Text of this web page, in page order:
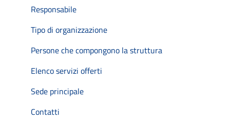
Responsabile
Tipo di organizzazione
Persone che compongono la struttura
Elenco servizi offerti
Sede principale
Contatti